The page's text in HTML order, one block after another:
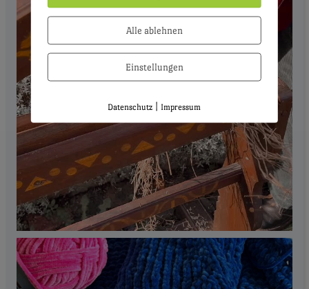
Alle ablehnen
Einstellungen
Datenschutz | Impressum